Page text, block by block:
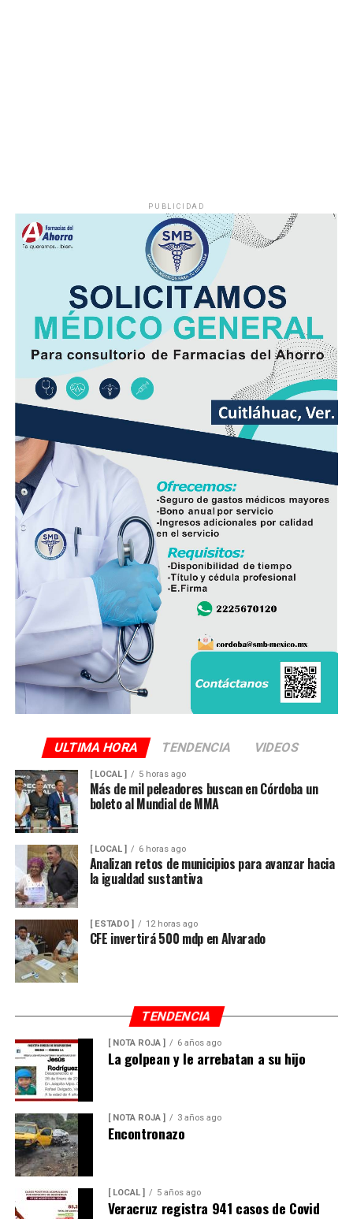
Asimismo, se pronostica la llegada de otra onda tropical
entre viernes y fin de semana.
Finalmente, la SPC de Veracruz recomienda a la
población vigilar el comportamiento de ríos y arroyos
de respuesta rápida y observar su entorno por posibles
derrumbes, deslaves y deslizamiento de laderas.
Además de conducir con precaución por disminución de
la visibilidad y anegamientos urbanos, viento arrachado,
descargas eléctricas y probables granizadas en áreas de
tormenta, entre otros efectos negativos.
PUBLICIDAD
ULTIMA HORA TENDENCIA VIDEOS
[ LOCAL ] 5 horas ago
Más de mil peleadores buscan en Córdoba un
boleto al Mundial de MMA
[ LOCAL ] 6 horas ago
Analizan retos de municipios para avanzar hacia
la igualdad sustantiva
[ ESTADO ] 12 horas ago
CFE invertirá 500 mdp en Alvarado
TENDENCIA
[ NOTA ROJA ] 6 años ago
La golpean y le arrebatan a su hijo
[ NOTA ROJA ] 3 años ago
Encontronazo
[ LOCAL ] 5 años ago
Veracruz registra 941 casos de Covid